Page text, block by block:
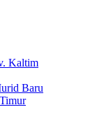
Kaltim
Baru